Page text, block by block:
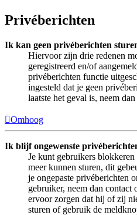
Privéberichten
Ik kan geen privéberichten
Hiervoor zijn drie redenen
geregistreerd en/of
privéberichten functie
ingesteld dat je geen
laatste het geval is, neem
Omhoog
Ik blijf ongewenste
Je kunt gebruikers
meer kunnen sturen, dit
je ongepaste privéberichten
gebruiker, neem dan contact
ervoor zorgen dat hij of zij
sturen of gebruik de